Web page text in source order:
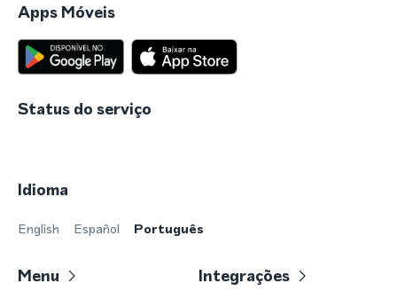
Apps Móveis
Status do serviço
Idioma
English Español Português
Menu Integrações